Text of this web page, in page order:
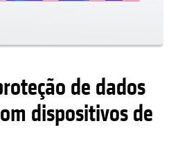
de dados
dispositivos de